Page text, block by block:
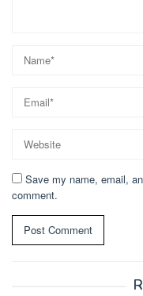
Save my name, email,
comment.